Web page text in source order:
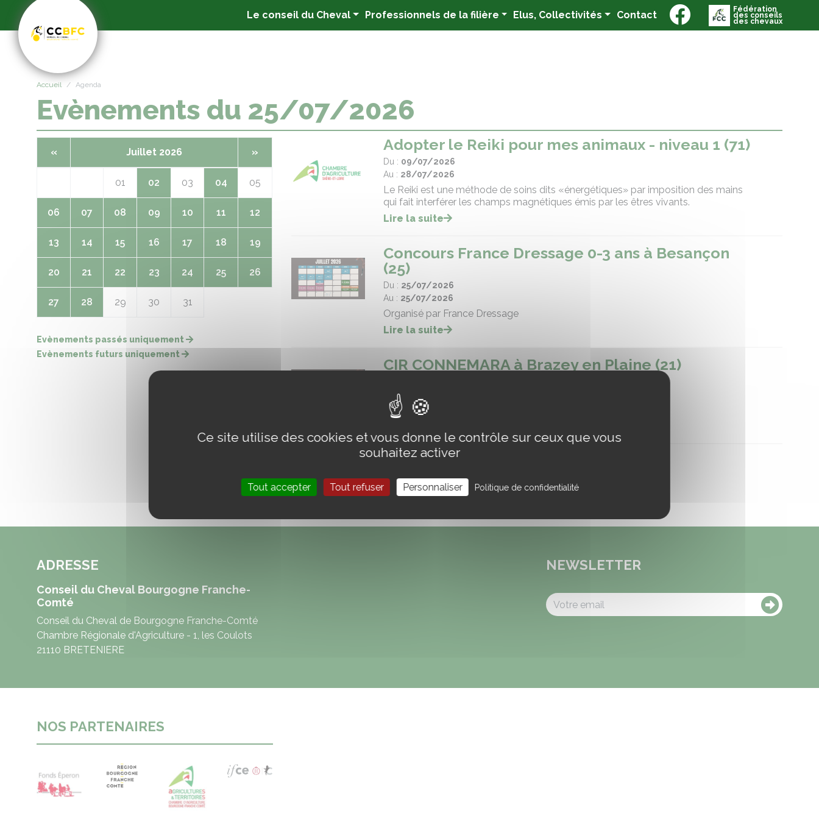
Le conseil du Cheval Professionnels de la filière Elus, Collectivités Contact(current) Fédération
des conseils
des chevaux
Accueil Agenda
Evènements du 25/07/2026
« Juillet 2026 »
01 02 03 04 05
06 07 08 09 10 11 12
13 14 15 16 17 18 19
20 21 22 23 24 25 26
27 28 29 30 31
Evènements passés uniquement
Evènements futurs uniquement
Adopter le Reiki pour mes animaux - niveau 1 (71)
Du : 09/07/2026
Au : 28/07/2026
Le Reiki est une méthode de soins dits «énergétiques» par imposition des mains
qui fait interférer les champs magnétiques émis par les êtres vivants.
Lire la suite
Concours France Dressage 0-3 ans à Besançon
(25)
Du : 25/07/2026
Au : 25/07/2026
Organisé par France Dressage
Lire la suite
CIR CONNEMARA à Brazey en Plaine (21)
Au :26/07/2026
Organisé par l'Association Connemara Morvan Bourgogne
ADRESSE
Conseil du Cheval Bourgogne Franche-
Comté
Conseil du Cheval de Bourgogne Franche-Comté
Chambre Régionale d'Agriculture - 1, les Coulots
21110 BRETENIERE
NEWSLETTER
NOS PARTENAIRES
Panneau de gestion des cookies
Ce site utilise des cookies et vous donne le contrôle sur ceux que vous
souhaitez activer
Tout accepter Tout refuser Personnaliser Politique de confidentialité